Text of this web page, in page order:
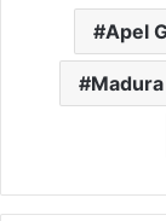
Apel